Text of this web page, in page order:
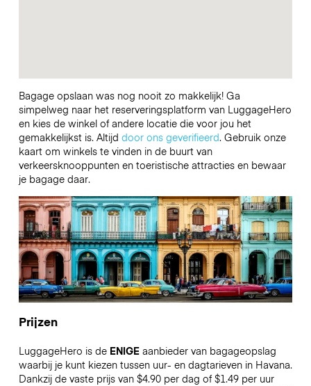
Bagage opslaan was nog nooit zo makkelijk! Ga
simpelweg naar het reserveringsplatform van LuggageHero
en kies de winkel of andere locatie die voor jou het
gemakkelijkst is. Altijd door ons geverifieerd. Gebruik onze
kaart om winkels te vinden in de buurt van
verkeersknooppunten en toeristische attracties en bewaar
je bagage daar.
Prijzen
LuggageHero is de ENIGEaanbieder van bagageopslag
waarbij je kunt kiezen tussen uur- en dagtarieven in Havana.
Dankzij de vaste prijs van $4.90 per dag of $1.49 per uur